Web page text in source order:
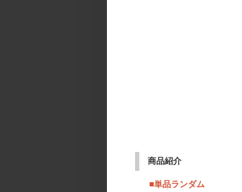
商品紹介
■単品ランダム